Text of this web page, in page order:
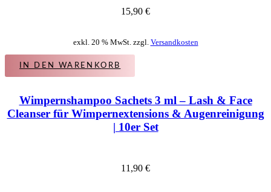
15,90 €
exkl. 20 % MwSt. zzgl. Versandkosten
IN DEN WARENKORB
Wimpernshampoo Sachets 3 ml – Lash & Face
Cleanser für Wimpernextensions & Augenreinigung
| 10er Set
11,90 €